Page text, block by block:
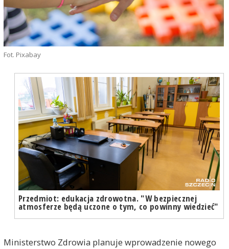
Fot. Pixabay
Przedmiot: edukacja zdrowotna. "W bezpiecznej
atmosferze będą uczone o tym, co powinny wiedzieć"
Ministerstwo Zdrowia planuje wprowadzenie nowego